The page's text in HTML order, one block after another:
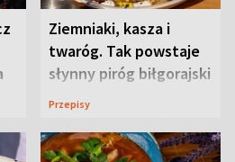
Ziemniaki, kasza i
twaróg. Tak powstaje
słynny piróg biłgorajski
Przepisy